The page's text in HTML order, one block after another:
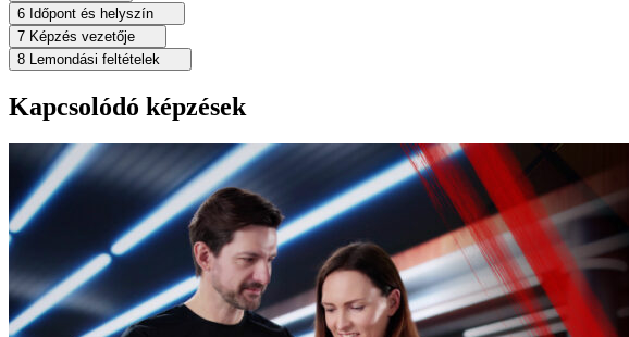
6 Időpont és helyszín
7 Képzés vezetője
8
Lemondási feltételek
Kapcsolódó képzések